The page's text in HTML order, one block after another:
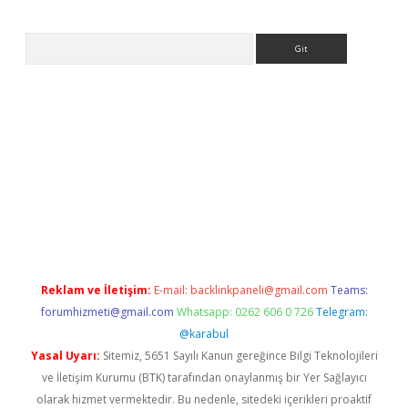
Reklam ve İletişim: E-mail: backlinkpaneli@gmail.com Teams:
forumhizmeti@gmail.com Whatsapp: 0262 606 0 726 Telegram:
@karabul
Yasal Uyarı: Sitemiz, 5651 Sayılı Kanun gereğince Bilgi Teknolojileri
ve İletişim Kurumu (BTK) tarafından onaylanmış bir Yer Sağlayıcı
olarak hizmet vermektedir. Bu nedenle, sitedeki içerikleri proaktif